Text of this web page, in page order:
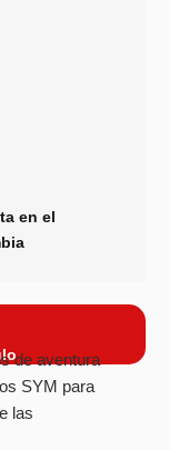
en el
de aventura
SYM para
las